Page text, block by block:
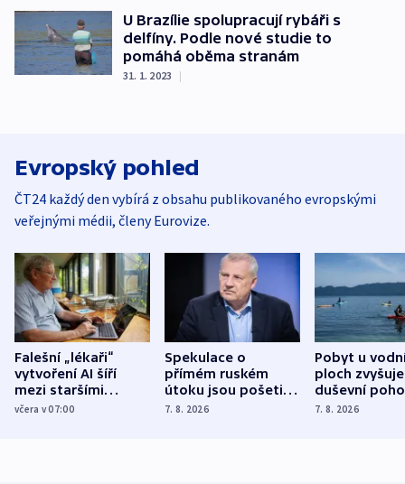
U Brazílie spolupracují rybáři s
delfíny. Podle nové studie to
pomáhá oběma stranám
31. 1. 2023 |
Evropský pohled
ČT24 každý den vybírá z obsahu publikovaného evropskými
veřejnými médii, členy Eurovize.
Falešní „lékaři“
vytvoření AI šíří
mezi staršími
Poláky nebezpečné
včera v 07:00
Spekulace o
přímém ruském
útoku jsou pošetilé,
míní estonský
7. 8. 2026
Pobyt u
ploch zvyšuje
duševní
ukázala
7. 8. 2026